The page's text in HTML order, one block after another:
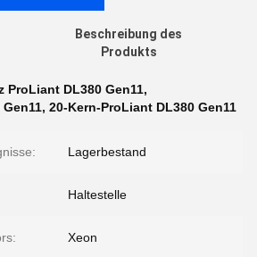
Beschreibung des
Produkts
ProLiant DL380 Gen11,
, 20-Kern-ProLiant DL380 Gen11
Lagerbestand
Haltestelle
Xeon